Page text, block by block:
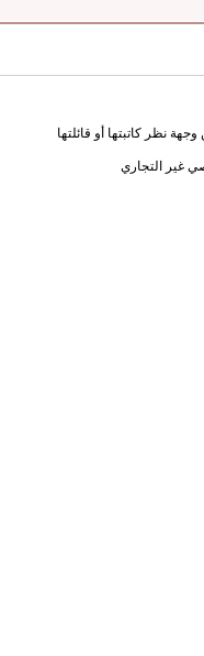
نظر كاتبتها أو قائلتها
غير التجاري